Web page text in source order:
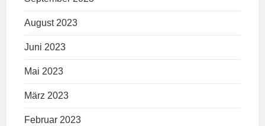
August 2023
Juni 2023
Mai 2023
März 2023
Februar 2023